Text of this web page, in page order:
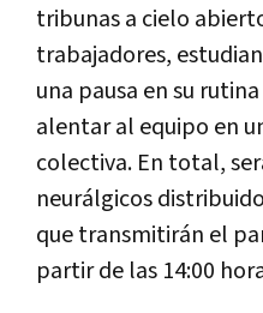
tribunas a cielo
trabajadores,
una pausa en su
alentar al equipo en
colectiva. En total,
neurálgicos
que transmitirán el
partir de las 14:00